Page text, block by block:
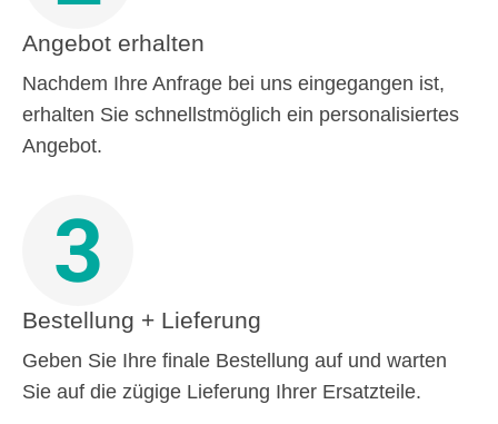
Angebot erhalten
Nachdem Ihre Anfrage bei uns eingegangen ist,
erhalten Sie schnellstmöglich ein personalisiertes
Angebot.
3
Bestellung + Lieferung
Geben Sie Ihre finale Bestellung auf und warten
Sie auf die zügige Lieferung Ihrer Ersatzteile.